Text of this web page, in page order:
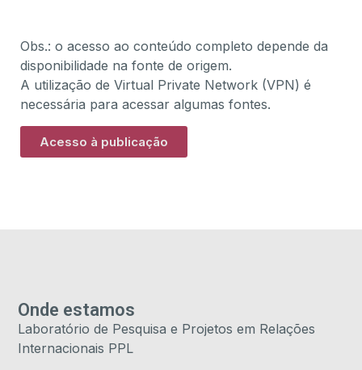
Obs.: o acesso ao conteúdo completo depende da
disponibilidade na fonte de origem.
A utilização de Virtual Private Network (VPN) é
necessária para acessar algumas fontes.
Acesso à publicação
Onde estamos
Laboratório de Pesquisa e Projetos em Relações
Internacionais PPL